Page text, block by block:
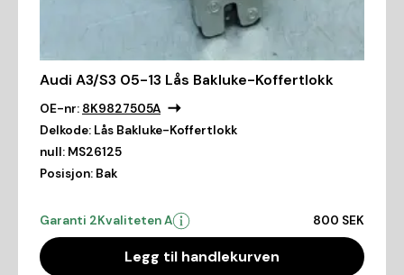
Audi A3/S3 05-13 Lås Bakluke-Koffertlokk
OE-nr: 8K9827505A
Delkode: Lås Bakluke-Koffertlokk
null: MS26125
Posisjon: Bak
Garanti 2Kvaliteten A 800 SEK
Legg til handlekurven